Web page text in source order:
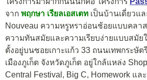
จาก พฤกษา เรียลเอสเตท เป็นบ้านเดี่ยวแ
Nouveau ความหรูหราอ่อนช้อยแบบคลา
ความทันสมัยและความเรียบง่ายแบบสมัย
ตั้งอยู่บนซอยเกาะแก้ว 33 ถนนเทพกระษัต
เมืองภูเก็ต จังหวัดภูเก็ต อยู่ใกล้แหล่ง
Central Festival, Big C, Homework แล